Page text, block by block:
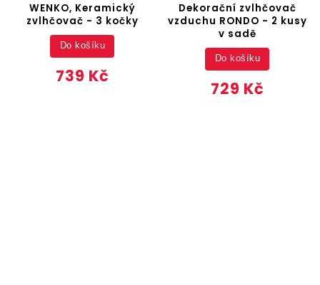
WENKO, Keramický
zvlhčovač - 3 kočky
739 Kč
Do košíku
Dekorační zvlhčovač
vzduchu RONDO - 2 kusy
v sadě
729 Kč
Do košíku